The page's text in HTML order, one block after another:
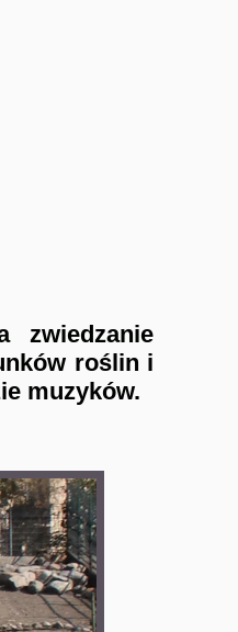
zwiedzanie
roślin i
muzyków.